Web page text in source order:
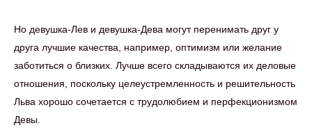
Но девушка-Лев и девушка-Дева могут перенимать друг у
друга лучшие качества, например, оптимизм или желание
заботиться о близких. Лучше всего складываются их деловые
отношения, поскольку целеустремленность и решительность
Льва хорошо сочетается с трудолюбием и перфекционизмом
Девы.